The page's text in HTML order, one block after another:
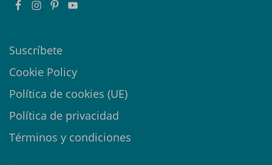
Suscríbete
Cookie Policy
Política de cookies (UE)
Política de privacidad
Términos y condiciones